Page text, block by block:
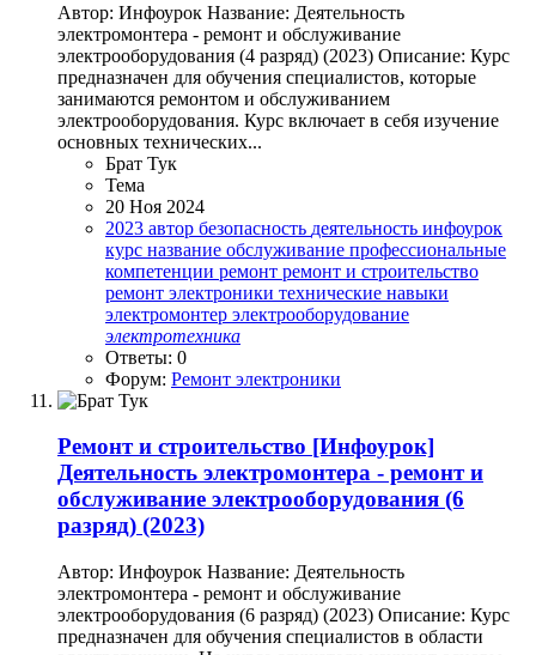
Автор: Инфоурок Название: Деятельность
электромонтера - ремонт и обслуживание
электрооборудования (4 разряд) (2023) Описание: Курс
предназначен для обучения специалистов, которые
занимаются ремонтом и обслуживанием
электрооборудования. Курс включает в себя изучение
основных технических...
Брат Тук
Тема
20 Ноя 2024
2023 автор безопасность деятельность инфоурок
курс название обслуживание профессиональные
компетенции ремонт ремонт и строительство
ремонт электроники технические навыки
электромонтер электрооборудование
электротехника
Ответы: 0
Форум: Ремонт электроники
Ремонт и строительство [Инфоурок]
Деятельность электромонтера - ремонт и
обслуживание электрооборудования (6
разряд) (2023)
Автор: Инфоурок Название: Деятельность
электромонтера - ремонт и обслуживание
электрооборудования (6 разряд) (2023) Описание: Курс
предназначен для обучения специалистов в области